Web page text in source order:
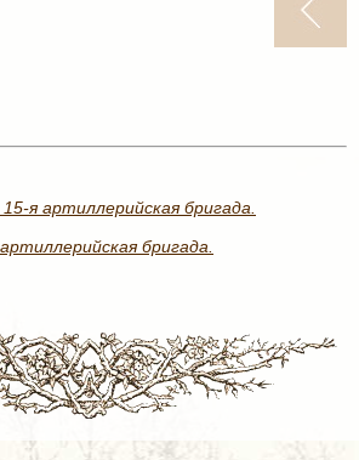
я артиллерийская бригада.
бригада.